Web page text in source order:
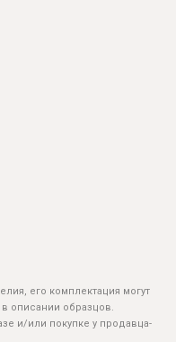
его комплектация могут
описании образцов.
и/или покупке у продавца-